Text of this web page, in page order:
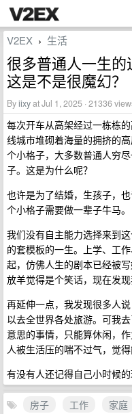
V2EX › 生活
很多普通人一生的
这是不是很魔幻？
Byiixyat Jul 1, 2025 · 21336
每次开车从高架经过一栋栋
线城市堆砌着海量的拥挤的
个小格子，大多数普通人穷
子。这是为什么呢？
也许是为了结婚，生孩子，
个小格子需要做一辈子牛马。
我们没有自主能力选择来到
的套模板的一生。上学、工
起，仿佛人生的剧本已经被
放羊觉得是个笑话，现在发
再延伸一点，我发现很多人
以去全世界各处旅游。可我
意思的事情，只能算休闲，
人被生活压的喘不过气，觉
有没有人还记得自己小时候的
房子 工作
家庭